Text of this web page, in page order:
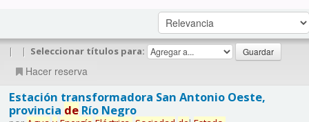
| | Seleccionar títulos para:
Hacer reserva
Estación transformadora San Antonio Oeste,
provincia deRío Negro